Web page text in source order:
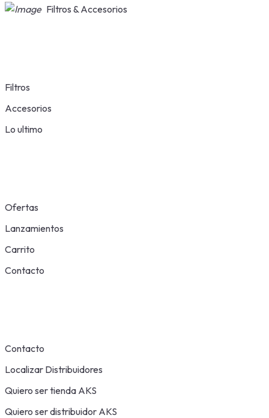
Filtros & Accesorios
Filtros
Accesorios
Lo ultimo
Ofertas
Lanzamientos
Carrito
Contacto
Contacto
Localizar Distribuidores
Quiero ser tienda AKS
Quiero ser distribuidor AKS